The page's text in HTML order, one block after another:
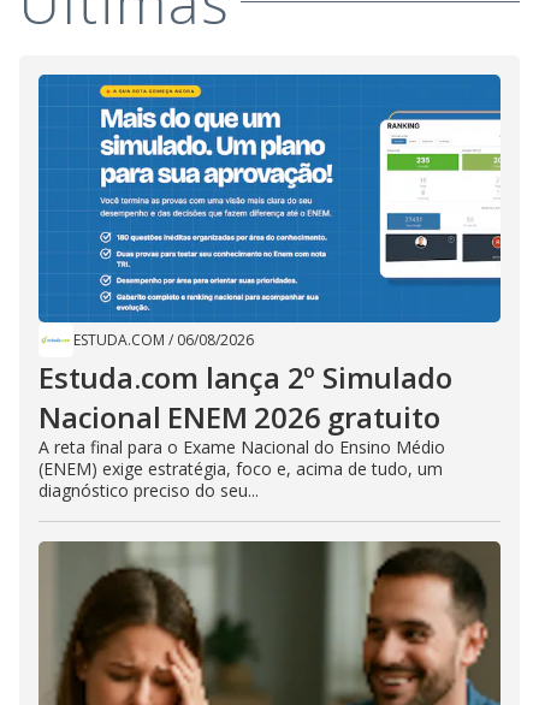
ESTUDA.COM / 06/08/2026
Estuda.com lança 2º Simulado
Nacional ENEM 2026 gratuito
A reta final para o Exame Nacional do Ensino Médio
(ENEM) exige estratégia, foco e, acima de tudo, um
diagnóstico preciso do seu...